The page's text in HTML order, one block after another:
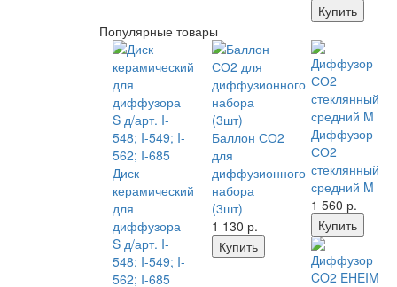
Купить
Популярные товары
Диск
керамический
для
диффузора
S д/арт. I-
548; I-549; I-
562; I-685
Баллон СО2
для
диффузионного
набора
(3шт)
1 130 р.
Купить
Диффузор
СО2
стеклянный
средний M
1 560 р.
Купить